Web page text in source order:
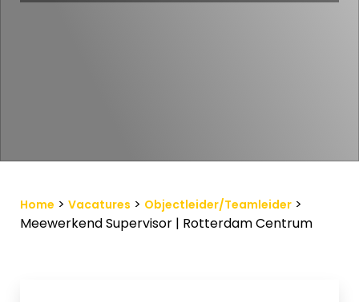
Home > Vacatures > Objectleider/Teamleider >
Meewerkend Supervisor | Rotterdam Centrum
Mijn profiel
Bewaarde vacatures